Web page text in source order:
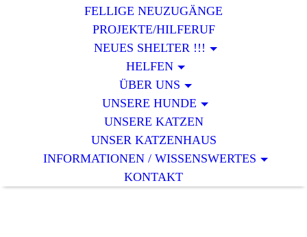
FELLIGE NEUZUGÄNGE
PROJEKTE/HILFERUF
NEUES SHELTER !!!
HELFEN
ÜBER UNS
UNSERE HUNDE
UNSERE KATZEN
UNSER KATZENHAUS
INFORMATIONEN / WISSENSWERTES
KONTAKT